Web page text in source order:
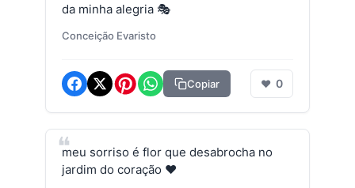
da minha alegria 🎭
Conceição Evaristo
Copiar ❤ 0
meu sorriso é flor que desabrocha no
jardim do coração ❤️